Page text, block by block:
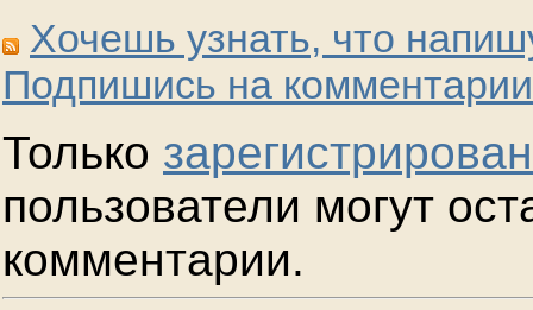
Хочешь узнать, что
Подпишись на
Только
пользователи могут
комментарии.